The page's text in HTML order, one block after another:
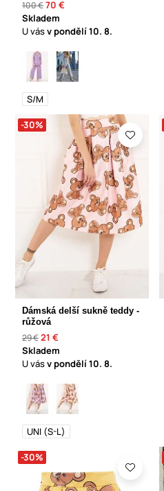
100 €70 €
Skladem
U vásv pondělí10. 8.
S/M
-30%
Dámská delší sukně teddy -
růžová
29 €21 €
Skladem
U vásv pondělí10. 8.
UNI (S-L)
-30%